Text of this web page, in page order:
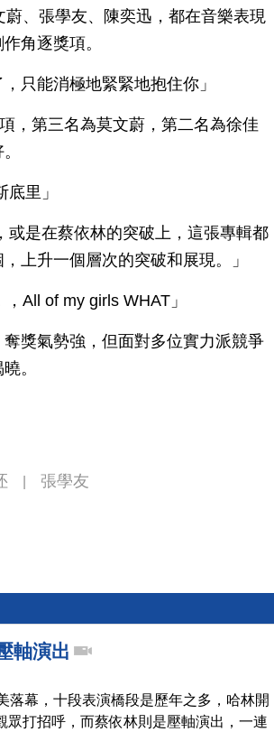
、張學友、陳奕迅，都在音樂表現
角逐獎項。
只能消極地緊緊地抱住你」
，第三名為莫文蔚，第二名為徐佳
里」
是在蔡依林的突破上，這張專輯都
上升一個層次的突破和展現。」
All of my girls WHAT」
獎氣勢強，但面對多位實力派競爭
。
張學友
軸演出
落幕，十段表演橋段是歷年之多，哈林開
眾打招呼，而蔡依林則是壓軸演出，一連